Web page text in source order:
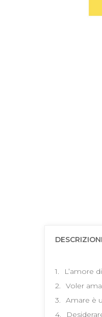
1.
L’amore
2.
Voler
3.
Amare è
4.